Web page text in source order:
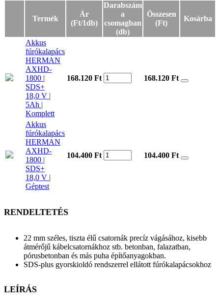
Termék
Ár
(Ft/1db)
Darabszám
a
csomagban
(db)
Összesen
(Ft)
Kosárba
Akkus
fúrókalapács
HERMAN
AXHD-
1800 |
SDS+
18,0 V |
5Ah |
Komplett
168.120 Ft 168.120 Ft
Akkus
fúrókalapács
HERMAN
AXHD-
1800 |
SDS+
18,0 V |
Géptest
104.400 Ft 104.400 Ft
RENDELTETÉS
22 mm széles, tiszta élű csatornák precíz vágásához, kisebb
átmérőjű kábelcsatornákhoz stb. betonban, falazatban,
pórusbetonban és más puha építőanyagokban.
SDS-plus gyorskioldó rendszerrel ellátott fúrókalapácsokhoz
LEÍRÁS